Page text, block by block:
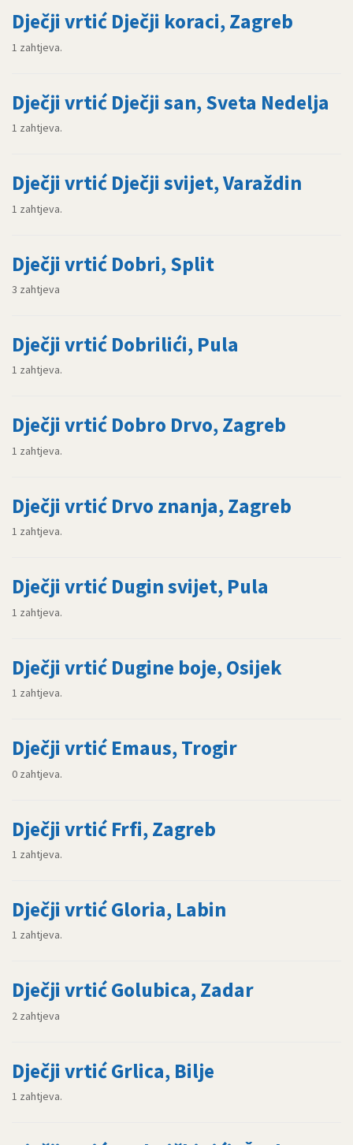
Dječji vrtić Dječji koraci, Zagreb
1 zahtjeva.
Dječji vrtić Dječji san, Sveta Nedelja
1 zahtjeva.
Dječji vrtić Dječji svijet, Varaždin
1 zahtjeva.
Dječji vrtić Dobri, Split
3 zahtjeva
Dječji vrtić Dobrilići, Pula
1 zahtjeva.
Dječji vrtić Dobro Drvo, Zagreb
1 zahtjeva.
Dječji vrtić Drvo znanja, Zagreb
1 zahtjeva.
Dječji vrtić Dugin svijet, Pula
1 zahtjeva.
Dječji vrtić Dugine boje, Osijek
1 zahtjeva.
Dječji vrtić Emaus, Trogir
0 zahtjeva.
Dječji vrtić Frfi, Zagreb
1 zahtjeva.
Dječji vrtić Gloria, Labin
1 zahtjeva.
Dječji vrtić Golubica, Zadar
2 zahtjeva
Dječji vrtić Grlica, Bilje
1 zahtjeva.